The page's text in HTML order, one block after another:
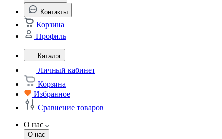
Контакты
Корзина
Профиль
Каталог
Личный кабинет
Корзина
Избранное
Сравнение товаров
О нас
О нас